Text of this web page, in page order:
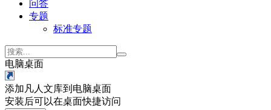
问答
专题
标准专题
电脑桌面
添加凡人文库到电脑桌面
安装后可以在桌面快捷访问